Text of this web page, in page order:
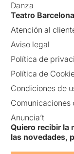
Danza
Teatro
Atención al
Aviso legal
Política de
Política de
Condiciones de
Anuncia’t
Quiero recibir la
las novedades,